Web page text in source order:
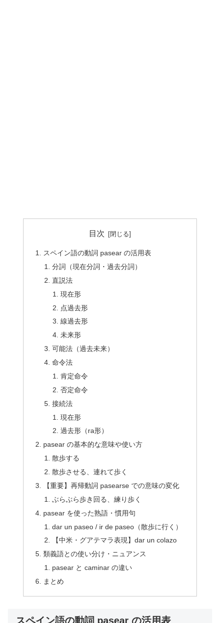
目次
スペイン語の動詞 pasear の活用表
分詞（現在分詞・過去分詞）
直説法
現在形
点過去形
線過去形
未来形
可能法（過去未来）
命令法
肯定命令
否定命令
接続法
現在形
過去形（ra形）
pasear の基本的な意味や使い方
散歩する
散歩させる、連れて歩く
【重要】再帰動詞 pasearse での意味の変化
ぶらぶら歩き回る、練り歩く
pasear を使った熟語・慣用句
dar un paseo / ir de paseo（散歩に行く）
【中米・グアテマラ表現】dar un colazo
類義語との使い分け・ニュアンス
pasear と caminar の違い
まとめ
スペイン語の動詞 pasear の活用表